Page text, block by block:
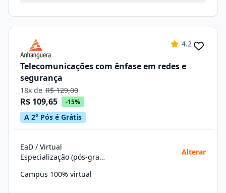
4.2
Telecomunicações com ênfase em redes e
segurança
18x de R$ 129,00
R$ 109,65 -15%
A 2° Pós é Grátis
EaD / Virtual
Especialização (pós-graduação)
Alterar
Campus 100% virtual